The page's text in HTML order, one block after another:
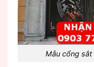
Mẫu cổng sắt